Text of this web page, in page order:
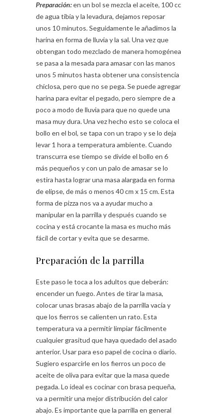
Preparación:en un bol se mezcla el aceite, 100 cc
de agua tibia y la levadura, dejamos reposar
unos 10 minutos. Seguidamente le añadimos la
harina en forma de lluvia y la sal. Una vez que
obtengan todo mezclado de manera homogénea
se pasa a la mesada para amasar con las manos
unos 5 minutos hasta obtener una consistencia
chiclosa, pero que no se pega. Se puede agregar
harina para evitar el pegado, pero siempre de a
poco a modo de lluvia para que no quede una
masa muy dura. Una vez hecho esto se coloca el
bollo en el bol, se tapa con un trapo y se lo deja
levar 1 hora a temperatura ambiente. Cuando
transcurra ese tiempo se divide el bollo en 6
más pequeños y con un palo de amasar se lo
estira hasta lograr una masa alargada en forma
de elipse, de más o menos 40 cm x 15 cm. Esta
forma de pizza nos va a ayudar mucho a
manipular en la parrilla y después cuando se
cocina y está crocante la masa es mucho más
fácil de cortar y evita que se desarme.
Preparación de la parrilla
Este paso le toca a los adultos que deberán:
encender un fuego. Antes de tirar la masa,
colocar unas brasas abajo de la parrilla vacía y
que los fierros se calienten un rato. Esta
temperatura va a permitir limpiar fácilmente
cualquier grasitud que haya quedado del asado
anterior. Usar para eso papel de cocina o diario.
Sugiero esparcirle en los fierros un poco de
aceite de oliva para evitar que la masa quede
pegada. Lo ideal es cocinar con brasa pequeña,
va a permitir una mejor distribución del calor
abajo. Es importante que la parrilla en general